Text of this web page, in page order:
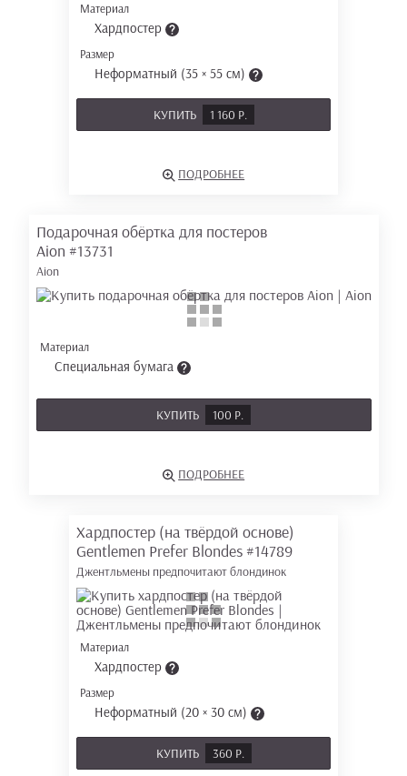
Материал
Хардпостер
Размер
Неформатный (35 × 55 см)
КУПИТЬ 1 160 Р.
ПОДРОБНЕЕ
Подарочная обёртка для постеров
Aion #13731
Aion
Материал
Специальная бумага
КУПИТЬ 100 Р.
ПОДРОБНЕЕ
Хардпостер (на твёрдой основе)
Gentlemen Prefer Blondes #14789
Джентльмены предпочитают блондинок
Материал
Хардпостер
Размер
Неформатный (20 × 30 см)
КУПИТЬ 360 Р.